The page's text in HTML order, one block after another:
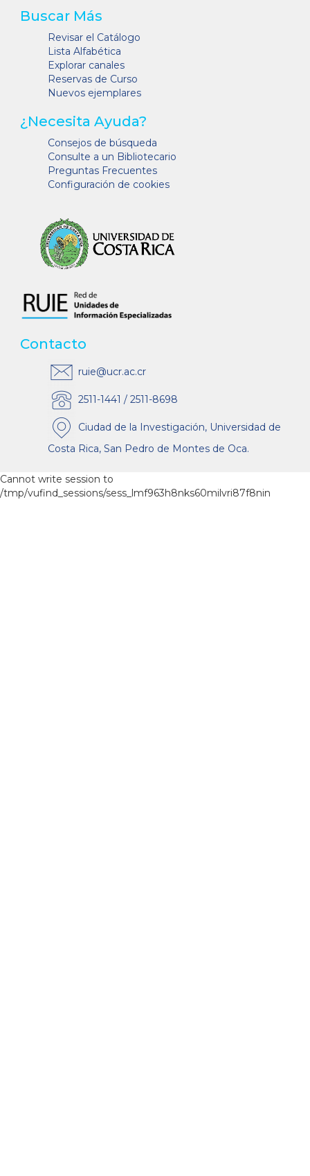
Buscar Más
Revisar el Catálogo
Lista Alfabética
Explorar canales
Reservas de Curso
Nuevos ejemplares
¿Necesita Ayuda?
Consejos de búsqueda
Consulte a un Bibliotecario
Preguntas Frecuentes
Configuración de cookies
Contacto
ruie@ucr.ac.cr
2511-1441 / 2511-8698
Ciudad de la Investigación, Universidad de
Costa Rica, San Pedro de Montes de Oca.
Cannot write session to
/tmp/vufind_sessions/sess_lmf963h8nks60milvri87f8nin